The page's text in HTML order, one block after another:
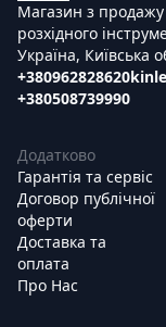
Магазин з продажу
розхідного
Україна, Київська
+380962828620
+380508739990
Додатково
Гарантія та сервіс
Договор публічної
оферти
Доставка та
оплата
Про Нас